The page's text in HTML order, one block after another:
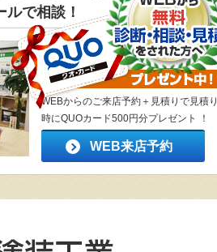
ルで相談！
WEBからのご来店予約＋見積りで見積り
時にQUOカード500円分プレゼント ！
WEB来店予約